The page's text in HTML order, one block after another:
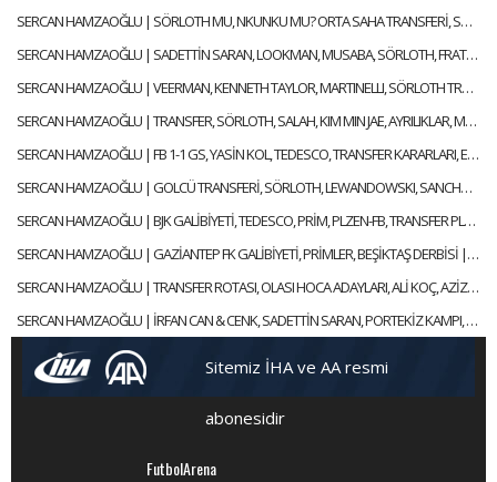
SERCAN HAMZAOĞLU | SÖRLOTH MU, NKUNKU MU? ORTA SAHA TRANSFERİ, SÜPER KUPA | GÜNDEM FENERBAHÇE
SERCAN HAMZAOĞLU | SADETTİN SARAN, LOOKMAN, MUSABA, SÖRLOTH, FRATTESI, TRANSFER | GÜNDEM FENERBAHÇE
SERCAN HAMZAOĞLU | VEERMAN, KENNETH TAYLOR, MARTINELLI, SÖRLOTH TRANSFERİ | GÜNDEM FENERBAHÇE
SERCAN HAMZAOĞLU | TRANSFER, SÖRLOTH, SALAH, KIM MIN JAE, AYRILIKLAR, MERT HAKAN | GÜNDEM FENERBAHÇE
SERCAN HAMZAOĞLU | FB 1-1 GS, YASİN KOL, TEDESCO, TRANSFER KARARLARI, EN NESYRI | GÜNDEM FENERBAHÇE
SERCAN HAMZAOĞLU | GOLCÜ TRANSFERİ, SÖRLOTH, LEWANDOWSKI, SANCHO, RİZESPOR-FB | GÜNDEM FENERBAHÇE
SERCAN HAMZAOĞLU | BJK GALİBİYETİ, TEDESCO, PRİM, PLZEN-FB, TRANSFER PLANI | GÜNDEM FENERBAHÇE
SERCAN HAMZAOĞLU | GAZİANTEP FK GALİBİYETİ, PRİMLER, BEŞİKTAŞ DERBİSİ | GÜNDEM FENERBAHÇE
SERCAN HAMZAOĞLU | TRANSFER ROTASI, OLASI HOCA ADAYLARI, ALİ KOÇ, AZİZ YILDIRIM | GÜNDEM FENERBAHÇE
SERCAN HAMZAOĞLU | İRFAN CAN & CENK, SADETTİN SARAN, PORTEKİZ KAMPI, TEDESCO | GÜNDEM FENERBAHÇE
Sitemiz İHA ve AA resmi
abonesidir
FutbolArena